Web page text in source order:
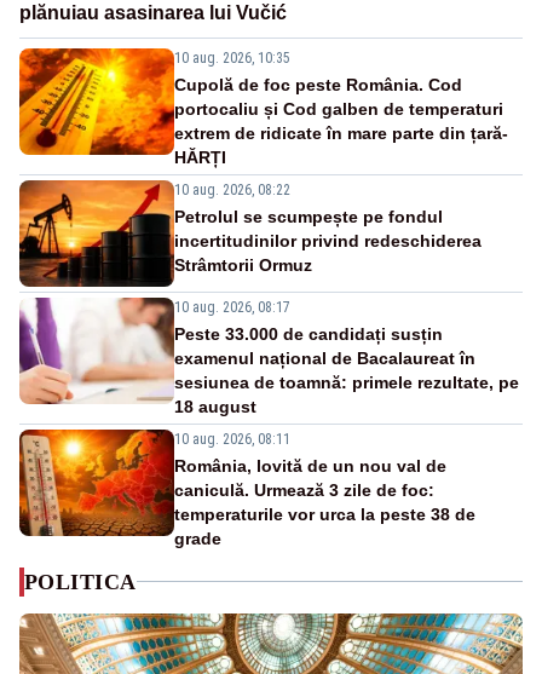
plănuiau asasinarea lui Vučić
10 aug. 2026, 10:35
Cupolă de foc peste România. Cod
portocaliu și Cod galben de temperaturi
extrem de ridicate în mare parte din țară-
HĂRȚI
10 aug. 2026, 08:22
Petrolul se scumpește pe fondul
incertitudinilor privind redeschiderea
Strâmtorii Ormuz
10 aug. 2026, 08:17
Peste 33.000 de candidați susțin
examenul național de Bacalaureat în
sesiunea de toamnă: primele rezultate, pe
18 august
10 aug. 2026, 08:11
România, lovită de un nou val de
caniculă. Urmează 3 zile de foc:
temperaturile vor urca la peste 38 de
grade
POLITICA